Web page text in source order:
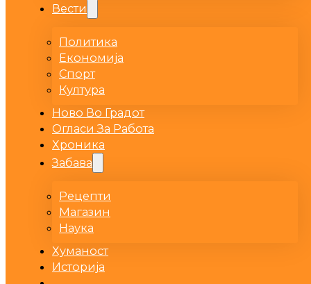
Вести
Политика
Економија
Спорт
Култура
Ново Во Градот
Огласи За Работа
Хроника
Забава
Рецепти
Магазин
Наука
Хуманост
Историја